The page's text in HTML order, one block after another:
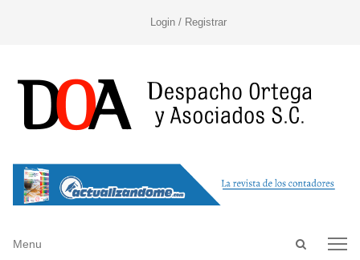
Login / Registrar
Open
Menu
Menu